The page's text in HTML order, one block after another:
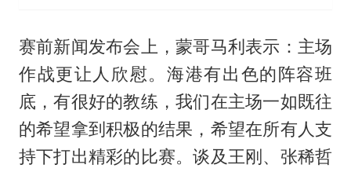
赛前新闻发布会上，蒙哥马利表示：主场
作战更让人欣慰。海港有出色的阵容班
底，有很好的教练，我们在主场一如既往
的希望拿到积极的结果，希望在所有人支
持下打出精彩的比赛。谈及王刚、 张稀哲